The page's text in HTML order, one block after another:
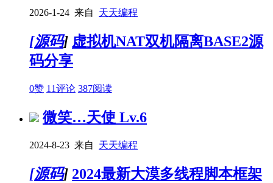
2026-1-24 来自 天天编程
[源码] 虚拟机NAT双机隔离BASE2源
码分享
0赞 11评论 387阅读
微笑…天使 Lv.6
2024-8-23 来自 天天编程
[源码] 2024最新大漠多线程脚本框架